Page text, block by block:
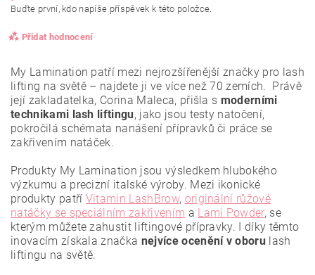
Buďte první, kdo napíše příspěvek k této položce.
Přidat hodnocení
Vložením hodnocení souhlasíte se
My Lamination patří mezi nejrozšířenější značky pro lash
lifting na světě – najdete ji ve více než 70 zemích. Právě
její zakladatelka, Corina Maleca, přišla s moderními
technikami lash liftingu, jako jsou testy natočení,
pokročilá schémata nanášení přípravků či práce se
zakřivením natáček.
Produkty My Lamination jsou výsledkem hlubokého
výzkumu a precizní italské výroby. Mezi ikonické
produkty patří Vitamin LashBrow, originální růžové
natáčky se speciálním zakřivením a Lami Powder, se
kterým můžete zahustit liftingové přípravky. I díky těmto
inovacím získala značka nejvíce ocenění v oboru lash
liftingu na světě.